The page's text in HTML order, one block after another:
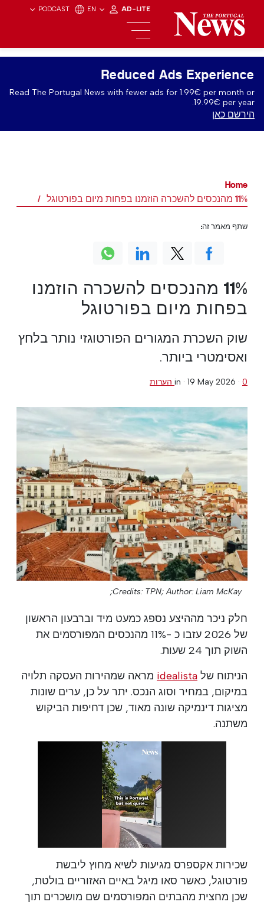
PODCAST EN AD-LITE
Reduced Ads Experience
Read The Portugal News with fewer ads for 1.99€ per month or
19.99€ per year.
הירשם כאן
Home
11% מהנכסים להשכרה הוזמנו בפחות מיום בפורטוגל
11% מהנכסים להשכרה הוזמנו
בפחות מיום בפורטוגל
שוק השכרת המגורים הפורטוגזי נותר בלחץ
ואסימטרי ביותר.
in · 19 May 2026 · 0 הערות
Credits: TPN; Author: Liam McKay;
חלק ניכר מההיצע נספג כמעט מיד וברבעון הראשון
של 2026 עזבו כ -11% מהנכסים המפורסמים את
השוק תוך 24 שעות.
הניתוח של idealista מראה שמהירות העסקה תלויה
במיקום, במחיר וסוג הנכס. יתר על כן, ערים שונות
מציגות דינמיקה שונה מאוד, שכן דחיפות הביקוש
משתנה.
שכירות אקספרס מגיעות לשיא מחוץ ליבשת
פורטוגל, כאשר סאו מיגל באיים האזוריים בולטת,
שכן מחצית מהבתים המפורסמים שם מושכרים תוך
שתף מאמר זה: